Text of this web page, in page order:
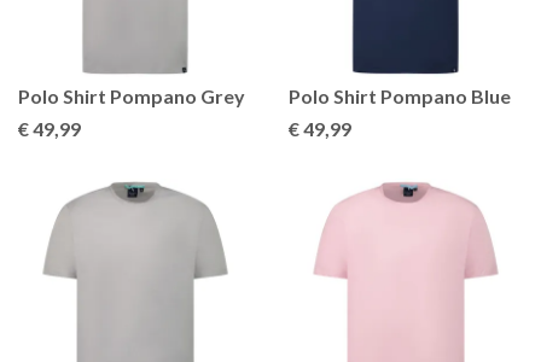
Polo Shirt Pompano Grey
€ 49,99
Polo Shirt Pompano Blue
€ 49,99